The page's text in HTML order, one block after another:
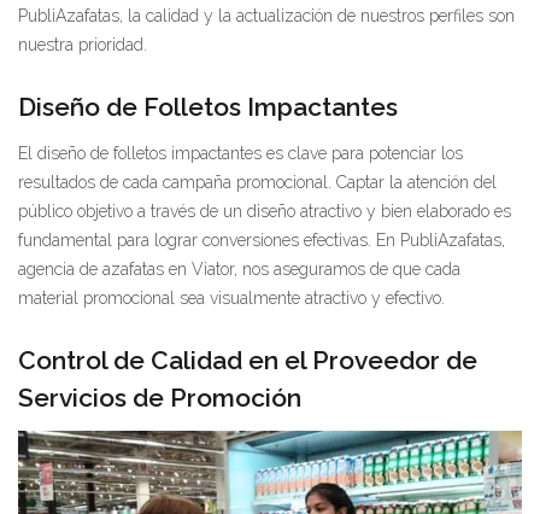
PubliAzafatas, la calidad y la actualización de nuestros perfiles son
nuestra prioridad.
Diseño de Folletos Impactantes
El diseño de folletos impactantes es clave para potenciar los
resultados de cada campaña promocional. Captar la atención del
público objetivo a través de un diseño atractivo y bien elaborado es
fundamental para lograr conversiones efectivas. En PubliAzafatas,
agencia de azafatas en Viator, nos aseguramos de que cada
material promocional sea visualmente atractivo y efectivo.
Control de Calidad en el Proveedor de
Servicios de Promoción